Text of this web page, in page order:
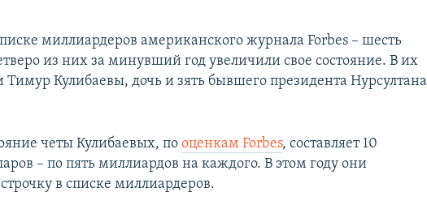
миллиардеров американского журнала Forbes – шесть
из них за минувший год увеличили свое состояние. В их
Тимур Кулибаевы, дочь и зять бывшего президента Нурсултана
четы Кулибаевых, пооценкам Forbes, составляет 10
– по пять миллиардов на каждого. В этом году они
в списке миллиардеров.